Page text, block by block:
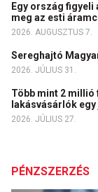
Egy ország
meg az esti
2026. AUGUSZTUS 7.
Sereghajtó
2026. JÚLIUS 31.
Több mint 2
lakásvásárlók
2026. JÚLIUS 27.
PÉNZSZERZÉS